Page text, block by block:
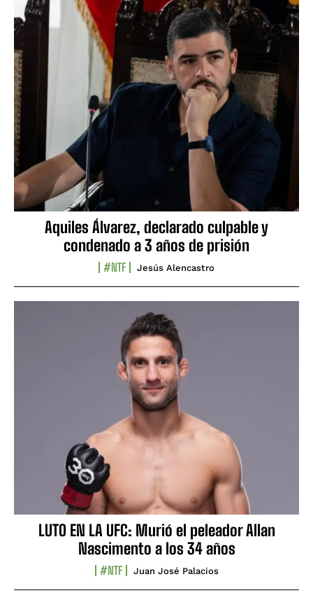
Aquiles Álvarez, declarado culpable y
condenado a 3 años de prisión
#NTF Jesús Alencastro
LUTO EN LA UFC: Murió el peleador Allan
Nascimento a los 34 años
#NTF Juan José Palacios